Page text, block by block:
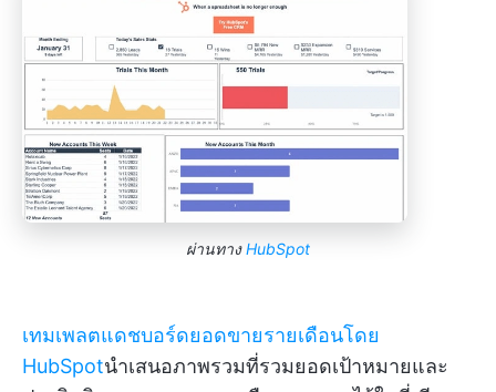
ผ่านทางHubSpot
เทมเพลตแดชบอร์ดยอดขายรายเดือนโดย
HubSpotนำเสนอภาพรวมที่รวมยอดเป้าหมายและ